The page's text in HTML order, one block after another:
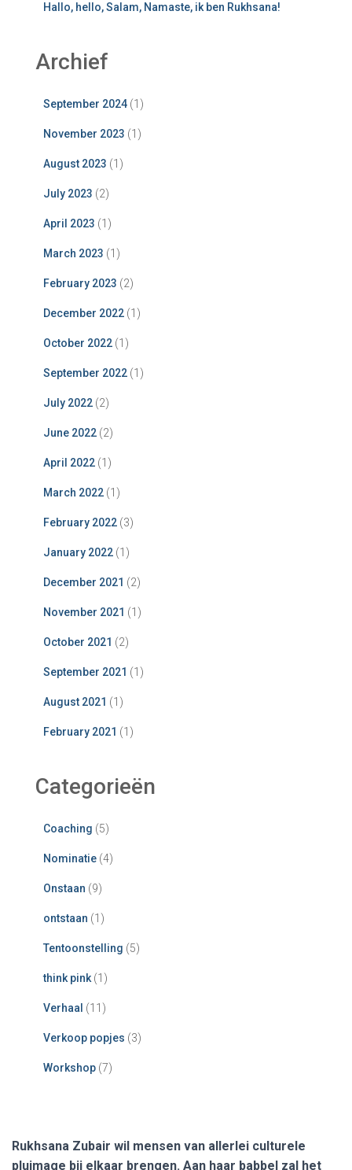
Hallo, hello, Salam, Namaste, ik ben Rukhsana!
Archief
September 2024 (1)
November 2023 (1)
August 2023 (1)
July 2023 (2)
April 2023 (1)
March 2023 (1)
February 2023 (2)
December 2022 (1)
October 2022 (1)
September 2022 (1)
July 2022 (2)
June 2022 (2)
April 2022 (1)
March 2022 (1)
February 2022 (3)
January 2022 (1)
December 2021 (2)
November 2021 (1)
October 2021 (2)
September 2021 (1)
August 2021 (1)
February 2021 (1)
Categorieën
Coaching (5)
Nominatie (4)
Onstaan (9)
ontstaan (1)
Tentoonstelling (5)
think pink (1)
Verhaal (11)
Verkoop popjes (3)
Workshop (7)
Rukhsana Zubair wil mensen van allerlei culturele
pluimage bij elkaar brengen. Aan haar babbel zal het